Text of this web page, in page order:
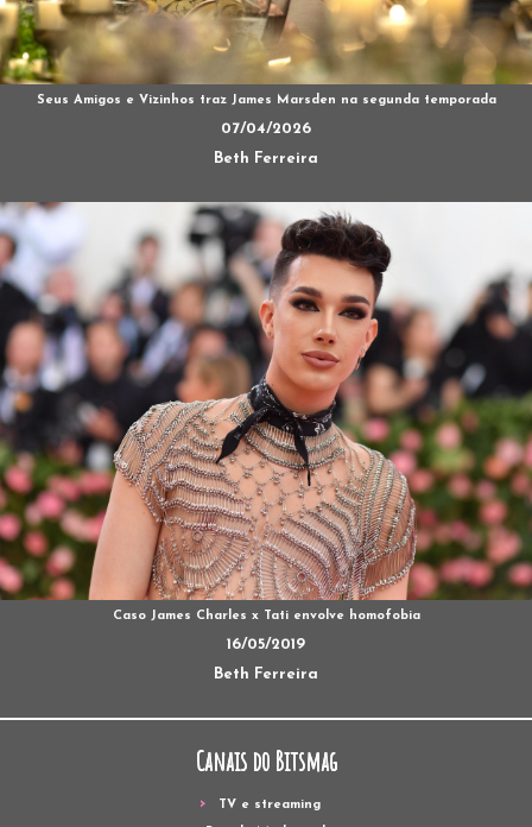
Seus Amigos e Vizinhos traz James Marsden na segunda temporada
07/04/2026
Beth Ferreira
Caso James Charles x Tati envolve homofobia
16/05/2019
Beth Ferreira
Canais do Bitsmag
TV e streaming